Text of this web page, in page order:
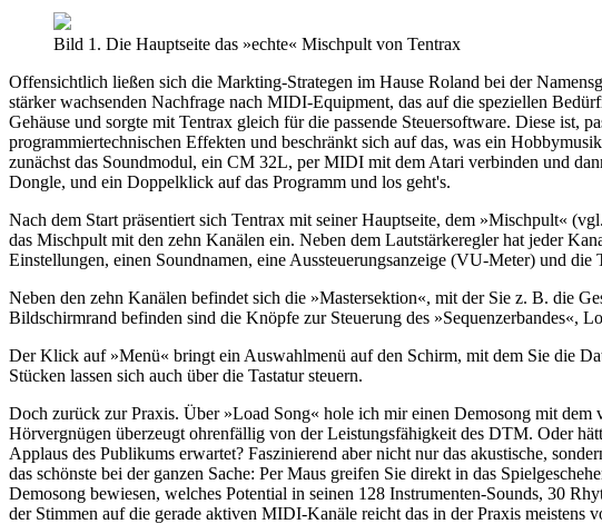
Bild 1. Die Hauptseite das »echte« Mischpult von Tentrax
Offensichtlich ließen sich die Markting-Strategen im Hause Roland bei der
stärker wachsenden Nachfrage nach MIDI-Equipment, das auf die speziellen
Gehäuse und sorgte mit Tentrax gleich für die passende Steuersoftware. Diese ist,
programmiertechnischen Effekten und beschränkt sich auf das, was ein
zunächst das Soundmodul, ein CM 32L, per MIDI mit dem Atari verbinden und
Dongle, und ein Doppelklick auf das Programm und los geht's.
Nach dem Start präsentiert sich Tentrax mit seiner Hauptseite, dem »Mischpult«
das Mischpult mit den zehn Kanälen ein. Neben dem Lautstärkeregler hat jeder
Einstellungen, einen Soundnamen, eine Aussteuerungsanzeige (VU-Meter) und
Neben den zehn Kanälen befindet sich die »Mastersektion«, mit der Sie z. B. die
Bildschirmrand befinden sind die Knöpfe zur Steuerung des »Sequenzerbandes«,
Der Klick auf »Menü« bringt ein Auswahlmenü auf den Schirm, mit dem Sie die
Stücken lassen sich auch über die Tastatur steuern.
Doch zurück zur Praxis. Über »Load Song« hole ich mir einen Demosong mit
Hörvergnügen überzeugt ohrenfällig von der Leistungsfähigkeit des DTM. Oder
Applaus des Publikums erwartet? Faszinierend aber nicht nur das akustische,
das schönste bei der ganzen Sache: Per Maus greifen Sie direkt in das
Demosong bewiesen, welches Potential in seinen 128 Instrumenten-Sounds, 30
der Stimmen auf die gerade aktiven MIDI-Kanäle reicht das in der Praxis